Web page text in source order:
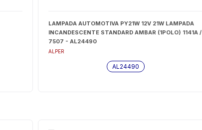
LAMPADA AUTOMOTIVA PY21W 12V 21W LAMPADA
INCANDESCENTE STANDARD AMBAR (1POLO) 1141A /
7507 - AL24490
ALPER
AL24490